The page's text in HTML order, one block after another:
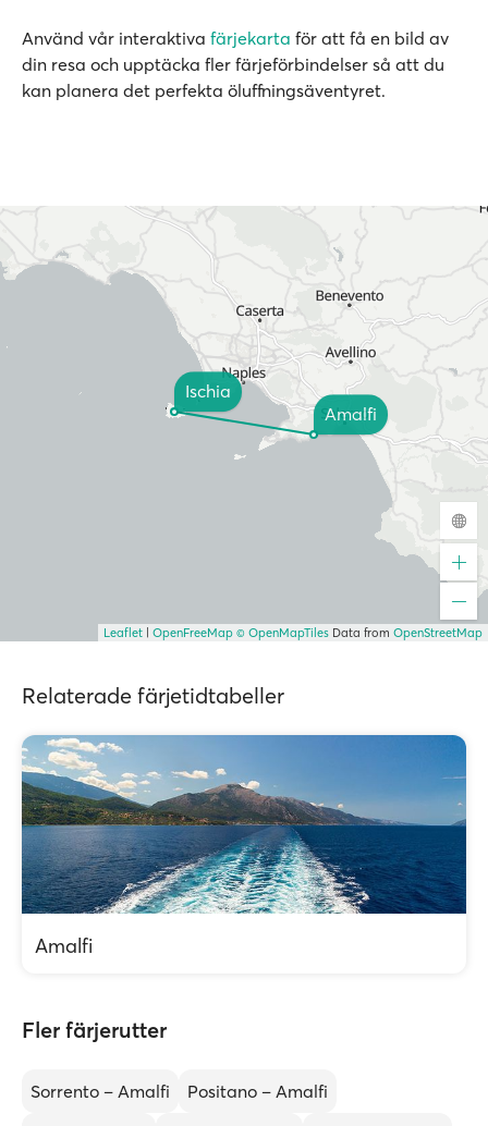
Använd vår interaktiva färjekarta för att få en bild av
din resa och upptäcka fler färjeförbindelser så att du
kan planera det perfekta öluffningsäventyret.
Ischia
Amalfi
Leaflet OpenFreeMap © OpenMapTiles Data from OpenStreetMap
Relaterade färjetidtabeller
Amalfi
Fler färjerutter
Sorrento – Amalfi
Positano – Amalfi